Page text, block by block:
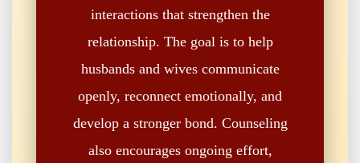
interactions that strengthen the
relationship. The goal is to help
husbands and wives communicate
openly, reconnect emotionally, and
develop a stronger bond. Counseling
also encourages ongoing effort,